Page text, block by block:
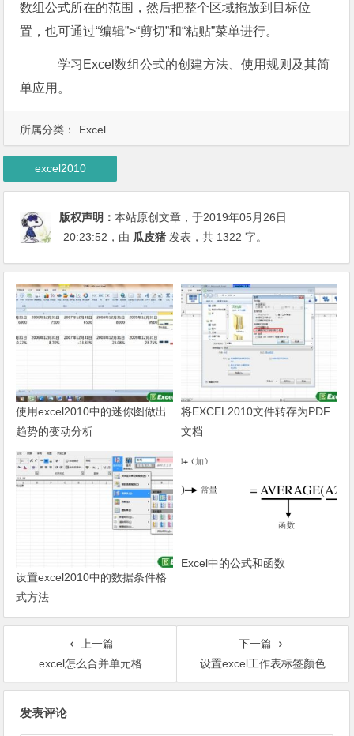
数组公式所在的范围，然后把整个区域拖放到目标位
置，也可通过“编辑”>“剪切”和“粘贴”菜单进行。
学习Excel数组公式的创建方法、使用规则及其简
单应用。
所属分类： Excel
excel2010
版权声明：本站原创文章，于2019年05月26日
20:23:52 ，由 瓜皮猪 发表，共 1322 字。
使用excel2010中的迷你图做出
趋势的变动分析
将EXCEL2010文件转存为PDF
文档
设置excel2010中的数据条件格
式方法
Excel中的公式和函数
上一篇
excel怎么合并单元格
下一篇
设置excel工作表标签颜色
发表评论